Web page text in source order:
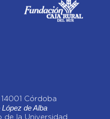
Córdoba
López de Alba
de la Universidad